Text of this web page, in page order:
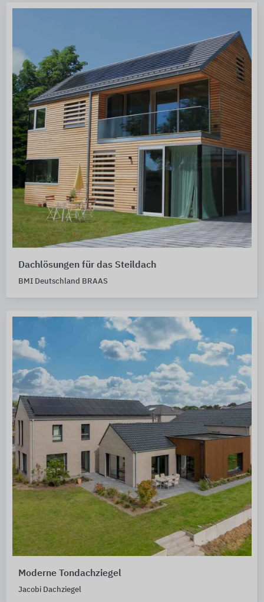
Dachlösungen für das Steildach
BMI Deutschland BRAAS
Moderne Tondachziegel
Jacobi Dachziegel